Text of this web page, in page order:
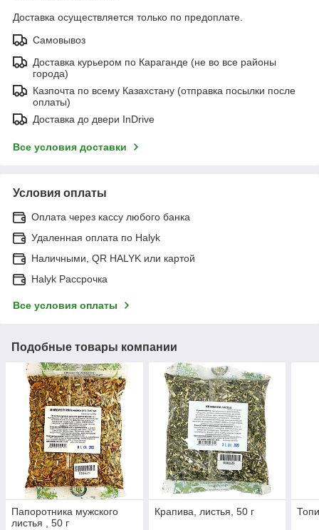
Доставка осуществляется только по предоплате.
Самовывоз
Доставка курьером по Караганде (не во все районы
города)
Казпочта по всему Казахстану (отправка посылки после
оплаты)
Доставка до двери InDrive
Все условия доставки
Условия оплаты
Оплата через кассу любого банка
Удаленная оплата по Halyk
Наличными, QR HALYK или картой
Halyk Рассрочка
Все условия оплаты
Подобные товары компании
Папоротника мужского
листья , 50 г
Крапива, листья, 50 г